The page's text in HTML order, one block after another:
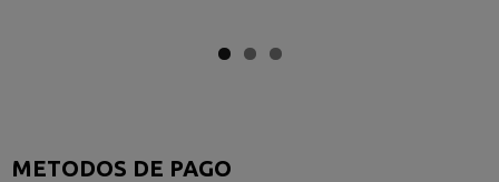
METODOS DE PAGO